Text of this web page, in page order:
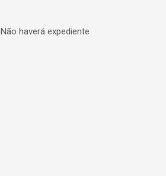
Não haverá expediente